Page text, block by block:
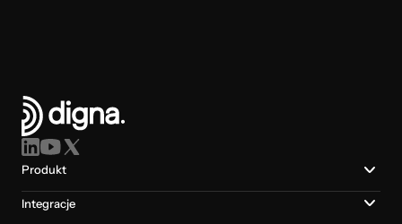
Produkt
Integracje